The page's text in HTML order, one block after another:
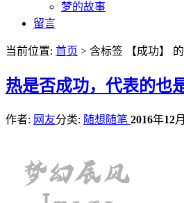
梦的故事
留言
当前位置: 首页 > 含标签 【成功】
热是否成功，代表的也
作者: 网友分类: 随想随笔 2016年12月